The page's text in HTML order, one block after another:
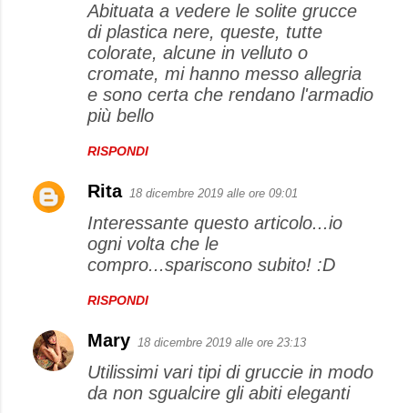
Abituata a vedere le solite grucce
di plastica nere, queste, tutte
colorate, alcune in velluto o
cromate, mi hanno messo allegria
e sono certa che rendano l'armadio
più bello
RISPONDI
Rita 18 dicembre 2019 alle ore 09:01
Interessante questo articolo...io
ogni volta che le
compro...spariscono subito! :D
RISPONDI
Mary 18 dicembre 2019 alle ore 23:13
Utilissimi vari tipi di gruccie in modo
da non sgualcire gli abiti eleganti